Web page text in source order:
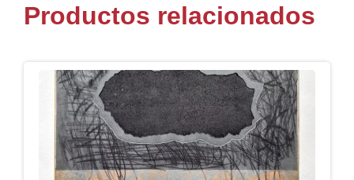
Productos relacionados